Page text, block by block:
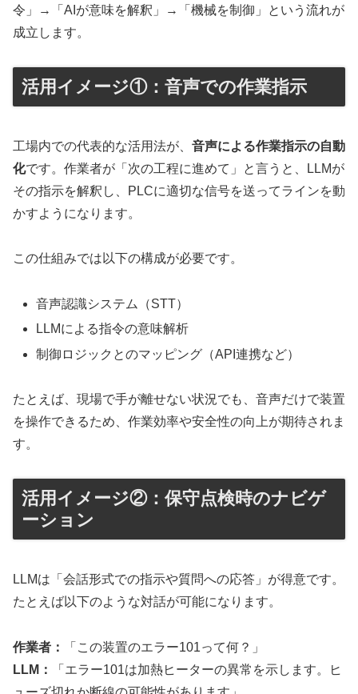
令」→「AIが意味を解釈」→「機械を制御」という流れが
成立します。
活用イメージ①：音声での作業指示
工場内での代表的な活用法が、 音声による作業指示の自動
化です。作業者が「次の工程に進めて」と言うと、LLMが
その指示を解釈し、PLCに適切な信号を送ってラインを動
かすようになります。
この仕組みでは以下の構成が必要です。
音声認識システム（STT）
LLMによる指令の意味解析
制御ロジックとのマッピング（API連携など）
たとえば、現場で手が離せない状況でも、音声だけで装置
を操作できるため、作業効率や安全性の向上が期待されま
す。
活用イメージ②：保守点検時のナビゲ
ーション
LLMは「会話形式での指示や質問への応答」が得意です。
たとえば以下のような対話が可能になります。
作業者：
「この装置のエラー101って何？」
LLM：
「エラー101は加熱ヒーターの異常を示します。ヒ